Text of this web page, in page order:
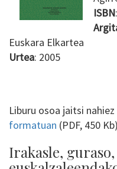
ISBN
Euskara Elkartea
Urtea: 2005
Liburu osoa jaitsi
formatuan (PDF, 450
Irakasle,